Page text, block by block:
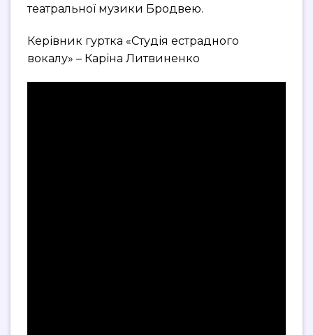
театральної музики Бродвею.
Керівник гуртка «Студія естрадного
вокалу» – Каріна Литвиненко